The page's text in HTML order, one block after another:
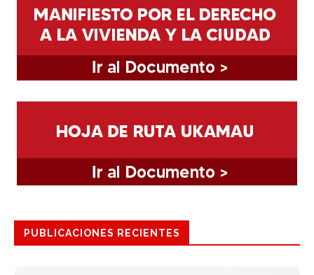
PUBLICACIONES RECIENTES